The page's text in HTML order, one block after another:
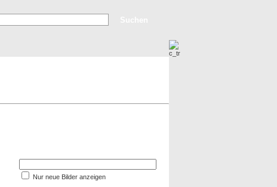
Nur neue Bilder anzeigen